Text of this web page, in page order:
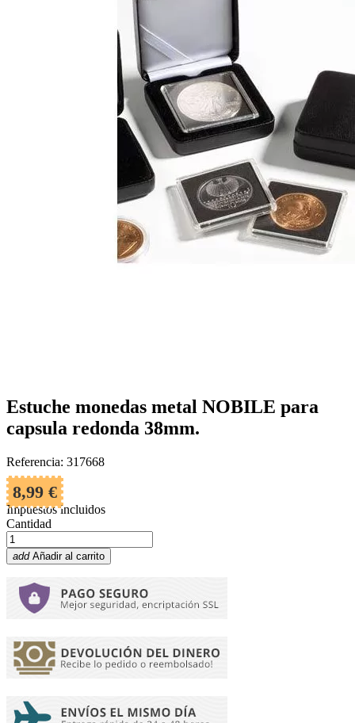
Estuche monedas metal NOBILE para
capsula redonda 38mm.
Referencia: 317668
8,99 €
Impuestos incluidos
Cantidad
add Añadir al carrito